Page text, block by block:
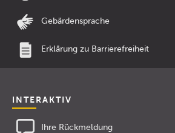
Gebärdensprache
Erklärung zu Barrierefreiheit
INTERAKTIV
Ihre Rückmeldung